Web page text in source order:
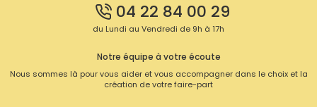
04 22 84 00 29
du Lundi au Vendredi de 9h à 17h
Notre équipe à votre écoute
Nous sommes là pour vous aider et vous accompagner dans le choix et la
création de votre faire-part